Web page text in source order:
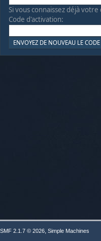
Si vous connaissez déjà
Code d'activation:
SMF 2.1.7 © 2026, Simple Machines